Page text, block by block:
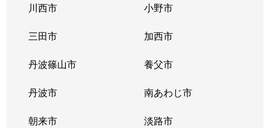
川西市 小野市
三田市 加西市
丹波篠山市 養父市
丹波市 南あわじ市
朝来市 淡路市